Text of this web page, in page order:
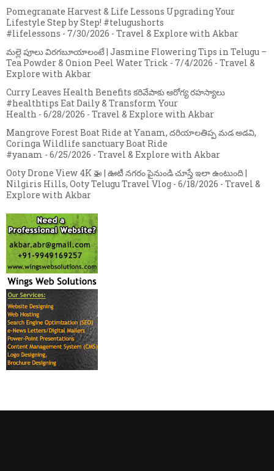
Pomegranate Harvest & Life Lessons Upgrading Your
Lifestyle Step by Step! #telugushorts
#lifelessons - 7/30/2026 - Travel & Explore with Akbar
మల్లె పూలు విరగబూయాలంటే | Jasmine Flowering Tips in Telugu –
Tea Powder & Onion Peel Water Trick - 7/4/2026 - Travel &
Explore with Akbar
Curry Leaves Health Benefits కరివేపాకు ఆరోగ్య రహస్యాలు
#healthtips Eat Daily & Transform Your
Health - 6/28/2026 - Travel & Explore with Akbar
Mangrove Forest Boat Ride at Yanam, దరియాలతిప్ప మడ అడవి,
Coringa Wildlife sanctuary Boat Ride
#yanam - 6/25/2026 - Travel & Explore with Akbar
Ooty Drone View 4K 🚁 | ఊటీ నగరం పైనుండి చూస్తే ఇలా ఉంటుంది |
Nilgiris Hills, Ooty Telugu Travel Vlog - 6/18/2026 - Travel &
Explore with Akbar